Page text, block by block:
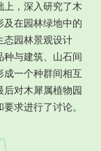
上，深入研究了木
及在园林绿地中的
态园林景观设计
与建筑、山石间
成一个种群间相互
对木犀属植物园
求进行了讨论。